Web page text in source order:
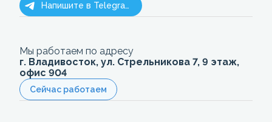
Напишите в Telegram
Мы работаем по адресу
г. Владивосток, ул. Стрельникова 7, 9 этаж,
офис 904
Сейчас работаем